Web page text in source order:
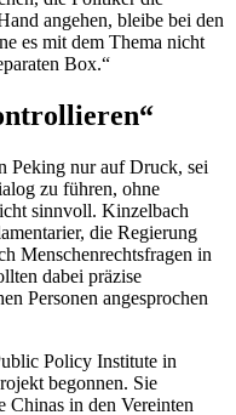
angehen, bleibe bei den
es mit dem Thema nicht
Box.“
Peking nur auf Druck, sei
zu führen, ohne
sinnvoll. Kinzelbach
die Regierung
Menschenrechtsfragen in
dabei präzise
Personen angesprochen
Policy Institute in
begonnen. Sie
Chinas in den Vereinten